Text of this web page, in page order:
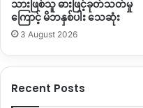
သားဖြစ်သူ ဓားဖြင့်ခုတ်သတ်မှု
ကြောင့် မိဘနှစ်ပါး သေဆုံး
3 August 2026
Recent Posts